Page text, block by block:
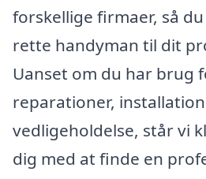
forskellige firmaer, så
rette handyman til dit
Uanset om du har brug
reparationer,
vedligeholdelse, står vi
dig med at finde en